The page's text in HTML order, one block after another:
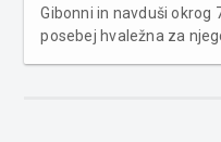
Gibonni in navduši okrog
posebej hvaležna za